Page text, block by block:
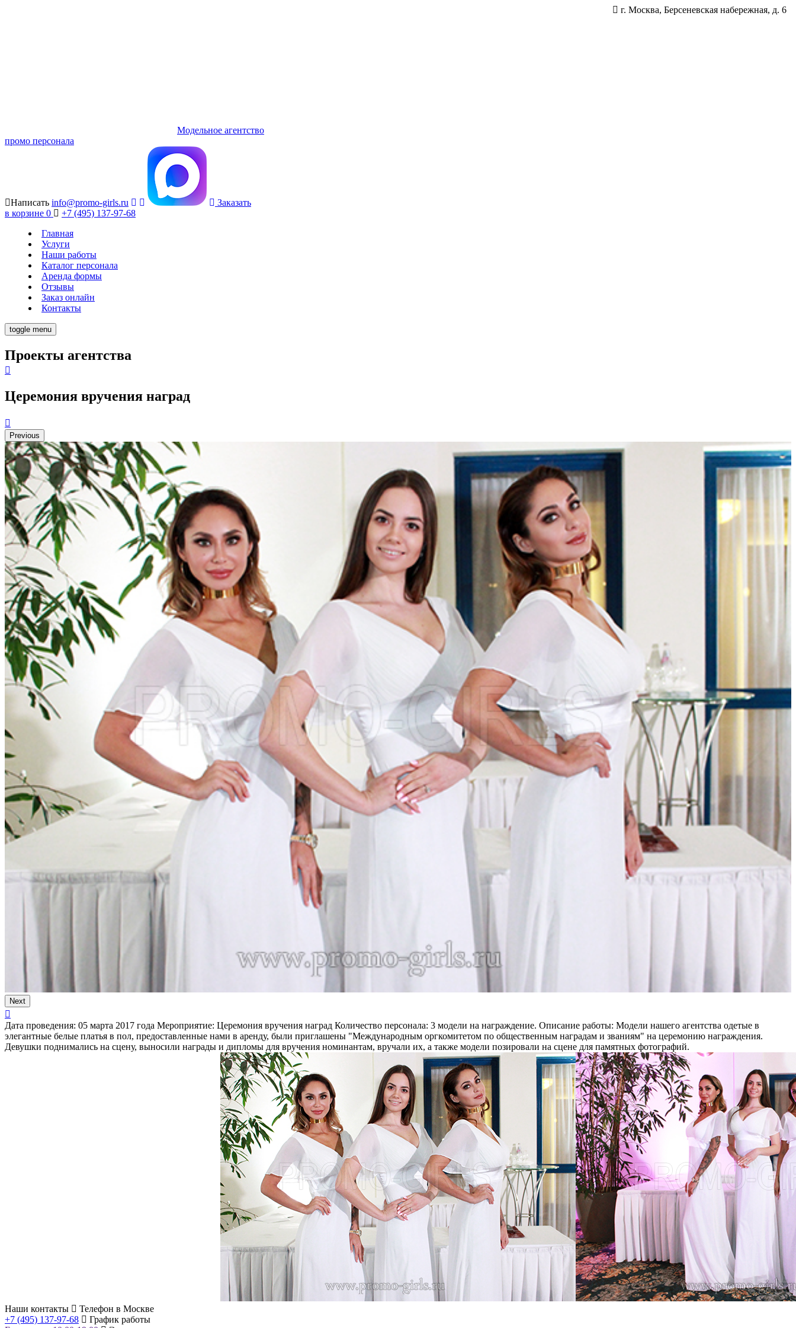
г. Москва, Берсеневская набережная, д. 6
Модельное агентство
промо персонала
Написать info@promo-girls.ru
Заказать
в корзине 0
+7 (495) 137-97-68
Главная
Услуги
Наши работы
Каталог персонала
Аренда формы
Отзывы
Заказ онлайн
Контакты
toggle menu
Проекты агентства
Церемония вручения наград
Previous
Next
Дата проведения: 05 марта 2017 года Мероприятие: Церемония вручения наград Количество персонала: 3 модели на награждение. Описание работы: Модели нашего агентства одетые в
элегантные белые платья в пол, предоставленные нами в аренду, были приглашены "Международным оргкомитетом по общественным наградам и званиям" на церемонию награждения.
Девушки поднимались на сцену, выносили награды и дипломы для вручения номинантам, вручали их, а также модели позировали на сцене для памятных фотографий.
Наши контакты
Телефон в Москве
+7 (495) 137-97-68
График работы